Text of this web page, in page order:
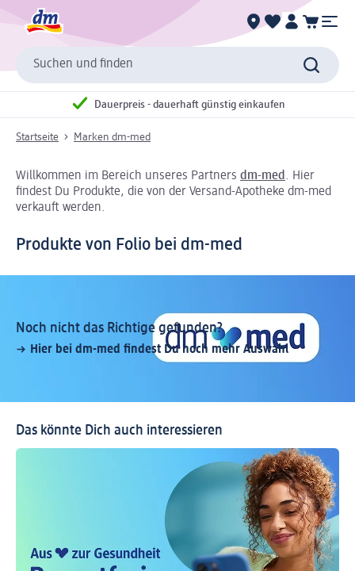
Suchen und finden
Dauerpreis - dauerhaft günstig einkaufen
Startseite Marken dm-med
Willkommen im Bereich unseres Partners dm-med . Hier
findest Du Produkte, die von der Versand-Apotheke dm-med
verkauft werden.
Produkte von Folio bei dm-med
Noch nicht das Richtige gefunden?
Hier bei dm-med findest Du noch mehr Auswahl
Das könnte Dich auch interessieren